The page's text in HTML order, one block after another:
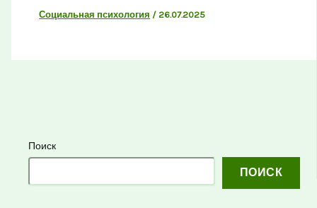
Поиск
ПОИСК
Социальная психология / 26.07.2025